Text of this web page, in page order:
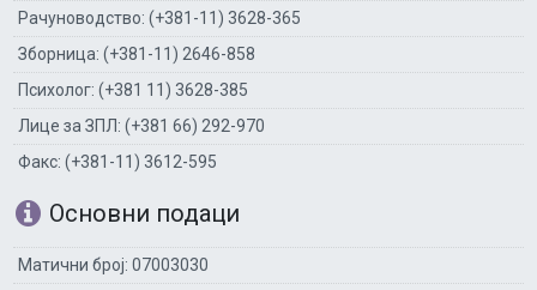
Рачуноводство: (+381-11) 3628-365
Зборница: (+381-11) 2646-858
Психолог: (+381 11) 3628-385
Лице за ЗПЛ: (+381 66) 292-970
Факс: (+381-11) 3612-595
Основни подаци
Матични број: 07003030